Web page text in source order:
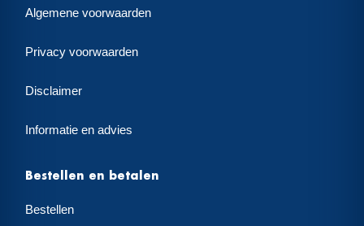
Algemene voorwaarden
Privacy voorwaarden
Disclaimer
Informatie en advies
Bestellen en betalen
Bestellen